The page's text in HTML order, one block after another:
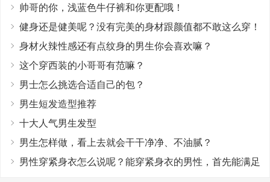
帅哥的你，浅蓝色牛仔裤和你更配哦！
健身还是健美呢？没有完美的身材跟颜值都不敢这么穿！
身材火辣性感还有点纹身的男生你会喜欢嘛？
这个穿西装的小哥哥有范嘛？
男士怎么挑选合适自己的包？
男生短发造型推荐
十大人气男生发型
男生怎样做，看上去就会干干净净、不油腻？
男性穿紧身衣怎么说呢？能穿紧身衣的男性，首先能满足